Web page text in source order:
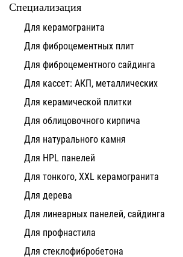
Специализация
Для керамогранита
Для фиброцементных плит
Для фиброцементного сайдинга
Для кассет: АКП, металлических
Для керамической плитки
Для облицовочного кирпича
Для натурального камня
Для HPL панелей
Для тонкого, XXL керамогранита
Для дерева
Для линеарных панелей, сайдинга
Для профнастила
Для стеклофибробетона